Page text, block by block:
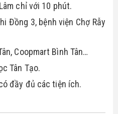
chỉ với 10 phút.
Đồng 3, bệnh viện Chợ Rẫy
Coopmart Bình Tân…
Tân Tạo.
đầy đủ các tiện ích.